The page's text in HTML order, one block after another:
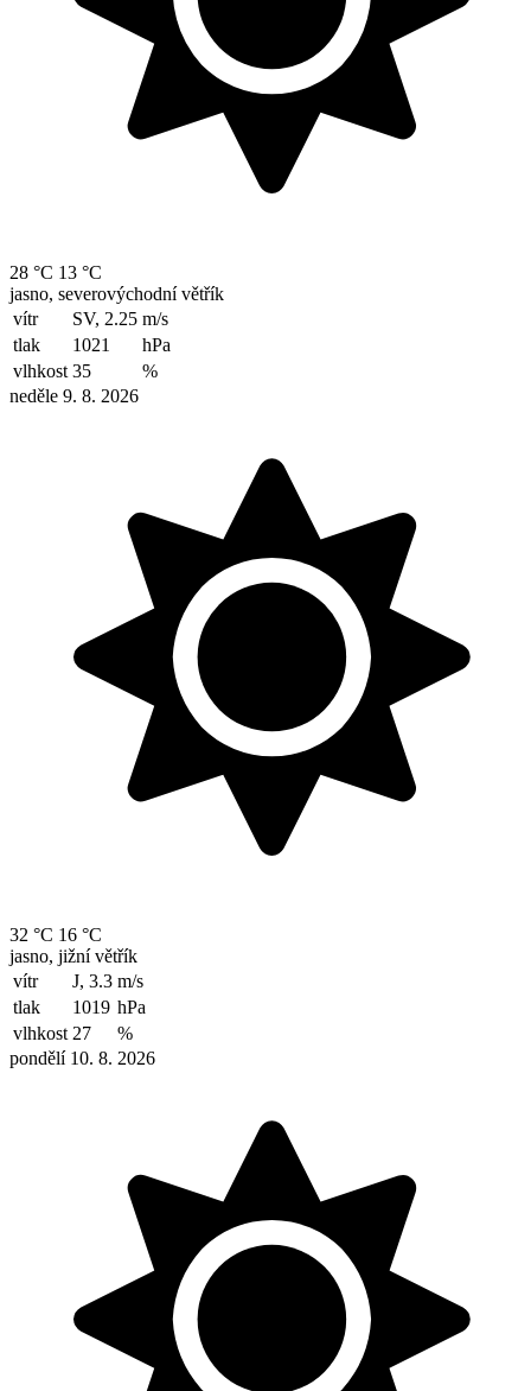
28 °C 13 °C
jasno, severovýchodní větřík
vítr
SV, 2.25 m/s
tlak
1021
hPa
vlhkost 35
%
neděle 9. 8. 2026
32 °C 16 °C
jasno, jižní větřík
vítr
J, 3.3 m/s
tlak
1019 hPa
vlhkost 27
%
pondělí 10. 8. 2026